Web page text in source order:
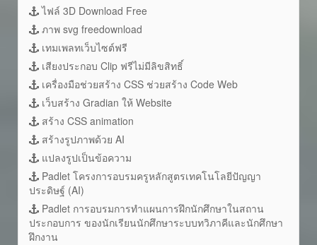
ไฟล์ 3D Download Free
ภาพ svg freedownload
เทมเพลทเว็บไซต์ฟรี
เสียงประกอบ Clip ฟรีไม่มีลิขสิทธิ์
เครื่องมือช่วยสร้าง CSS ช่วยสร้าง Code Web
เว็บสร้าง Gradian ให้ Website
สร้าง CSS animation
สร้างรูปภาพด้วย AI
แปลงรูปเป็นข้อความ
Padlet โครงการอบรมครูหลักสูตรเทคโนโลยีปัญญา
ประดิษฐ์ (AI)
Padlet การอบรมการทำแผนการฝึกนักศึกษาในสถาน
ประกอบการ ของนักเรียนนักศึกษาระบบทวิภาคีและนักศึกษา
ฝึกงาน